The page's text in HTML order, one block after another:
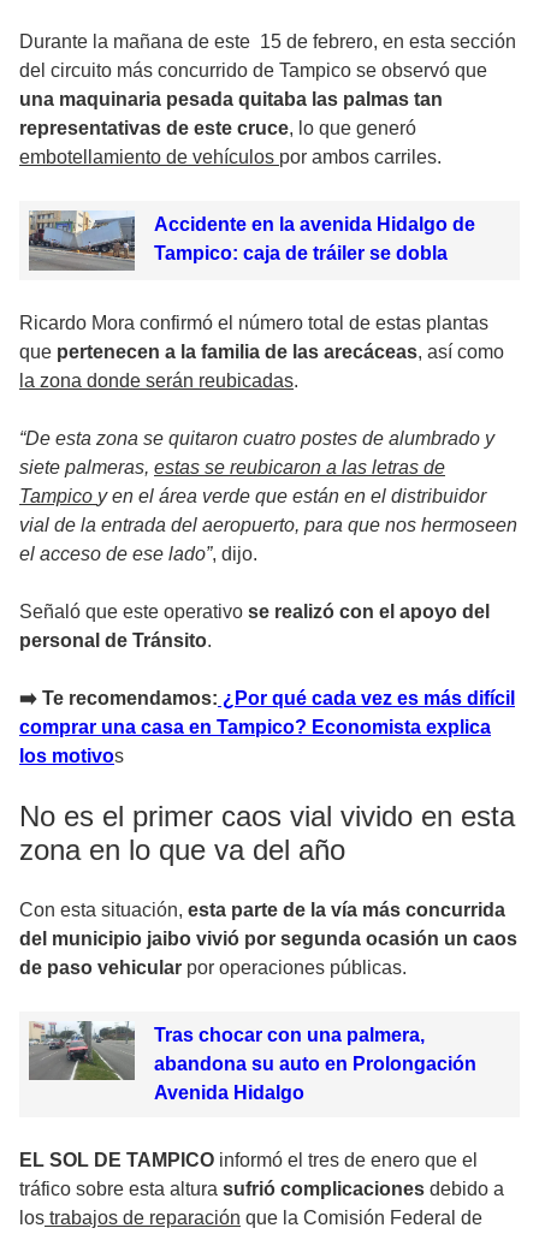
Durante la mañana de este 15 de febrero, en esta sección
del circuito más concurrido de Tampico se observó que
una maquinaria pesada quitaba las palmas tan
representativas de este cruce, lo que generó
embotellamiento de vehículos por ambos carriles.
Accidente en la avenida Hidalgo de
Tampico: caja de tráiler se dobla
Ricardo Mora confirmó el número total de estas plantas
que pertenecen a la familia de las arecáceas, así como
la zona donde serán reubicadas.
“De esta zona se quitaron cuatro postes de alumbrado y
siete palmeras, estas se reubicaron a las letras de
Tampico y en el área verde que están en el distribuidor
vial de la entrada del aeropuerto, para que nos hermoseen
el acceso de ese lado”, dijo.
Señaló que este operativo se realizó con el apoyo del
personal de Tránsito.
➡️ Te recomendamos: ¿Por qué cada vez es más difícil
comprar una casa en Tampico? Economista explica
los motivos
No es el primer caos vial vivido en esta
zona en lo que va del año
Con esta situación, esta parte de la vía más concurrida
del municipio jaibo vivió por segunda ocasión un caos
de paso vehicular por operaciones públicas.
Tras chocar con una palmera,
abandona su auto en Prolongación
Avenida Hidalgo
EL SOL DE TAMPICO informó el tres de enero que el
tráfico sobre esta altura sufrió complicaciones debido a
los trabajos de reparación que la Comisión Federal de